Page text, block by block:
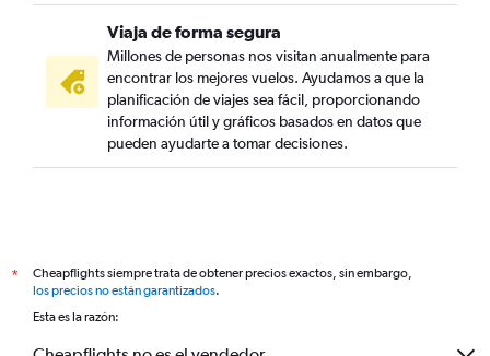
Viaja de forma segura
Millones de personas nos visitan anualmente para
encontrar los mejores vuelos. Ayudamos a que la
planificación de viajes sea fácil, proporcionando
información útil y gráficos basados en datos que
pueden ayudarte a tomar decisiones.
*
Cheapflights siempre trata de obtener precios exactos, sin embargo,
los precios no están garantizados.
Esta es la razón: